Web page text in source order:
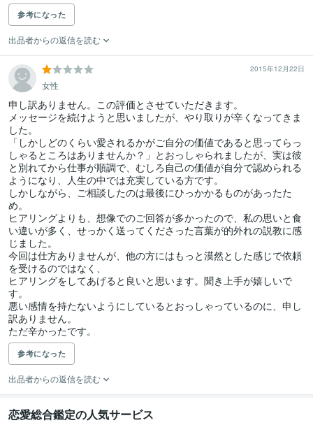
参考になった
出品者からの返信を読む
2015年12月22日
女性
申し訳ありません。この評価とさせていただきます。
メッセージを続けようと思いましたが、やり取りが辛くなってきま
した。
「しかしどのくらい愛されるかがご自分の価値であると思ってらっ
しゃるところはありませんか？」とおっしゃられましたが、実は彼
と別れてから仕事が順調で、むしろ自己の価値が自分で認められる
ようになり、人生の中では充実している方です。
しかしながら、ご相談したのは最後にひっかかるものがあったた
め。
ヒアリングよりも、想像でのご回答が多かったので、私の思いと食
い違いが多く、せっかく送ってくださった言葉が的外れの説教に感
じました。
今回は仕方ありませんが、他の方にはもっと漠然とした感じで依頼
を受けるのではなく、
ヒアリングをしてあげると良いと思います。聞き上手が嬉しいで
す。
悪い感情を持たないようにしているとおっしゃっているのに、申し
訳ありません。
参考になった
出品者からの返信を読む
恋愛総合鑑定の人気サービス